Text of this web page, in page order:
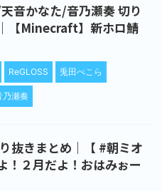
音かなた/音乃瀬奏 切り
【Minecraft】新ホロ鯖
ReGLOSS 兎田ぺこら
乃瀬奏
抜きまとめ｜【 #朝ミオ
！２月だよ！おはみぉー